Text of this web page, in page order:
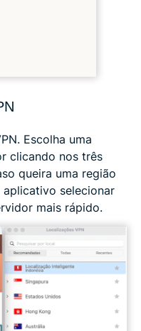
Escolha uma
clicando nos três
queira uma região
selecionar
mais rápido.